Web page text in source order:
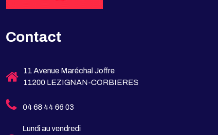
Contact
11 Avenue Maréchal Joffre
11200 LEZIGNAN-CORBIERES
04 68 44 66 03
Lundi au vendredi